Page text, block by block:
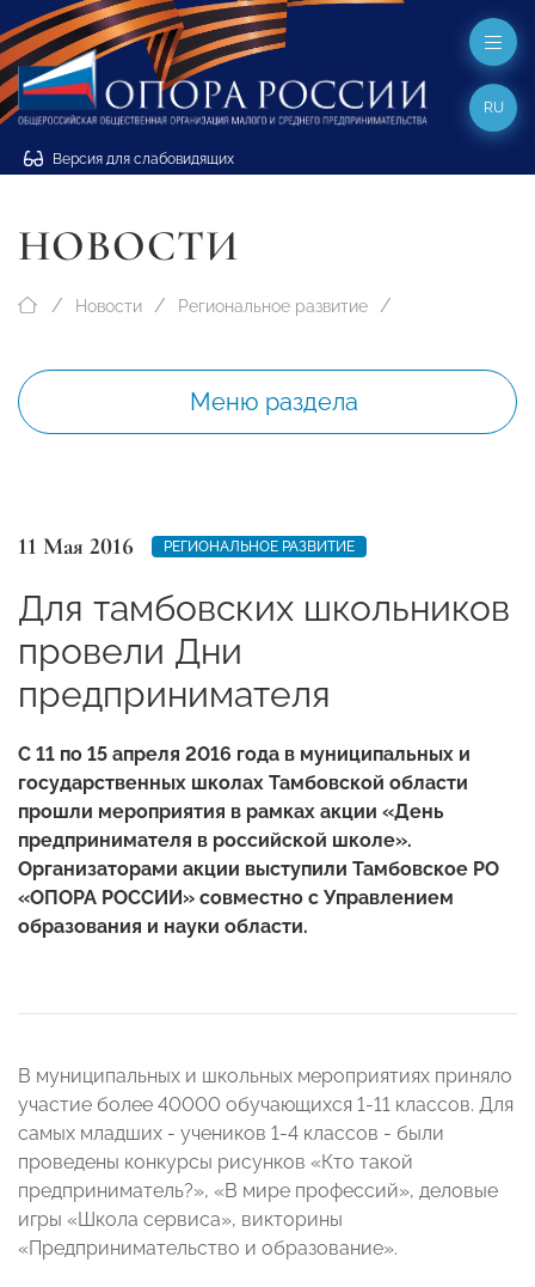
Версия для слабовидящих
RU
НОВОСТИ
Новости Региональное развитие
Меню раздела
11 Мая 2016 РЕГИОНАЛЬНОЕ РАЗВИТИЕ
Для тамбовских школьников
провели Дни
предпринимателя
С 11 по 15 апреля 2016 года в муниципальных и
государственных школах Тамбовской области
прошли мероприятия в рамках акции «День
предпринимателя в российской школе».
Организаторами акции выступили Тамбовское РО
«ОПОРА РОССИИ» совместно с Управлением
образования и науки области.
В муниципальных и школьных мероприятиях приняло
участие более 40000 обучающихся 1-11 классов. Для
самых младших - учеников 1-4 классов - были
проведены конкурсы рисунков «Кто такой
предприниматель?», «В мире профессий», деловые
игры «Школа сервиса», викторины
«Предпринимательство и образование».